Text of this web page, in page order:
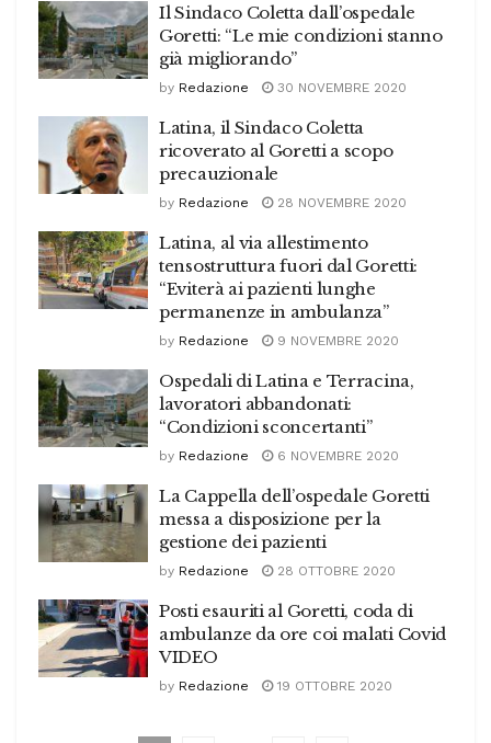
Il Sindaco Coletta dall’ospedale
Goretti: “Le mie condizioni stanno
già migliorando”
by Redazione 30 NOVEMBRE 2020
Latina, il Sindaco Coletta
ricoverato al Goretti a scopo
precauzionale
by Redazione 28 NOVEMBRE 2020
Latina, al via allestimento
tensostruttura fuori dal Goretti:
“Eviterà ai pazienti lunghe
permanenze in ambulanza”
by Redazione 9 NOVEMBRE 2020
Ospedali di Latina e Terracina,
lavoratori abbandonati:
“Condizioni sconcertanti”
by Redazione 6 NOVEMBRE 2020
La Cappella dell’ospedale Goretti
messa a disposizione per la
gestione dei pazienti
by Redazione 28 OTTOBRE 2020
Posti esauriti al Goretti, coda di
ambulanze da ore coi malati Covid
VIDEO
by Redazione 19 OTTOBRE 2020